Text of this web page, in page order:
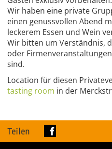
Wir haben eine private
einen genussvollen Abend
leckerem Essen und Wein
Wir bitten um Verständnis,
oder
sind.
Location für diesen
tasting room in der
Teilen